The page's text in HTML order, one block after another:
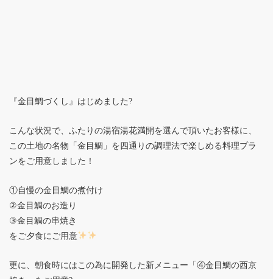
『金目鯛づくし』はじめました?
こんな状況で、ふたりの湯宿湯花満開を選んで頂いたお客様に、
この土地の名物「金目鯛」を四通りの調理法で楽しめる料理プラ
ンをご用意しました！
①自慢の金目鯛の煮付け
②金目鯛のお造り
③金目鯛の串焼き
をご夕食にご用意
更に、朝食時にはこの為に開発した新メニュー「④金目鯛の西京